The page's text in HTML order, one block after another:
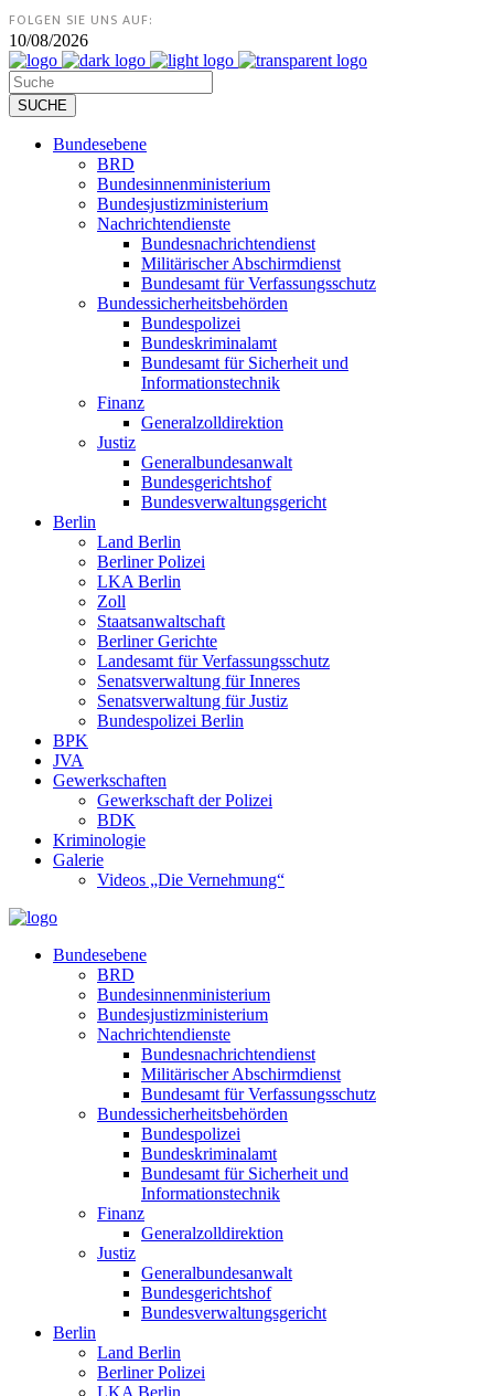
FOLGEN SIE UNS AUF:
10/08/2026
Bundesebene
BRD
Bundesinnenministerium
Bundesjustizministerium
Nachrichtendienste
Bundesnachrichtendienst
Militärischer Abschirmdienst
Bundesamt für Verfassungsschutz
Bundessicherheitsbehörden
Bundespolizei
Bundeskriminalamt
Bundesamt für Sicherheit und
Informationstechnik
Finanz
Generalzolldirektion
Justiz
Generalbundesanwalt
Bundesgerichtshof
Bundesverwaltungsgericht
Berlin
Land Berlin
Berliner Polizei
LKA Berlin
Zoll
Staatsanwaltschaft
Berliner Gerichte
Landesamt für Verfassungsschutz
Senatsverwaltung für Inneres
Senatsverwaltung für Justiz
Bundespolizei Berlin
BPK
JVA
Gewerkschaften
Gewerkschaft der Polizei
BDK
Kriminologie
Galerie
Videos „Die Vernehmung“
Bundesebene
BRD
Bundesinnenministerium
Bundesjustizministerium
Nachrichtendienste
Bundesnachrichtendienst
Militärischer Abschirmdienst
Bundesamt für Verfassungsschutz
Bundessicherheitsbehörden
Bundespolizei
Bundeskriminalamt
Bundesamt für Sicherheit und
Informationstechnik
Finanz
Generalzolldirektion
Justiz
Generalbundesanwalt
Bundesgerichtshof
Bundesverwaltungsgericht
Berlin
Land Berlin
Berliner Polizei
LKA Berlin